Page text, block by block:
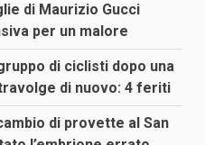
di Maurizio Gucci
per un malore
di ciclisti dopo una
di nuovo: 4 feriti
di provette al San